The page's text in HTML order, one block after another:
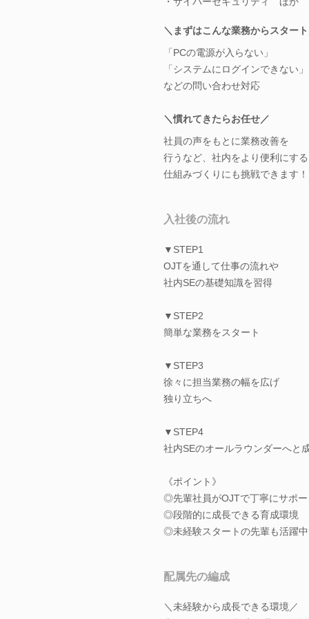
＼まずはこんな業務からスター
「PCの電源が入らない」
「システムにログインできない」
などの問い合わせ対応
＼慣れてきたらお任せ／
社員の声をもとに業務改善を
行うなど、社内をより便利にする
仕組みづくりにも挑戦できます！
入社後の流れ
▼STEP1
OJTを通して仕事の流れや
社内SEの基礎知識を習得
▼STEP2
簡単な業務をスタート
▼STEP3
徐々に担当業務の幅を広げ
独り立ちへ
▼STEP4
社内SEのオールラウンダーへと
《ポイント》
◎先輩社員がOJTで丁寧にサポ
◎段階的に成長できる育成環境
◎未経験スタートの先輩も活躍中
配属先の編成
＼未経験から成長できる環境／